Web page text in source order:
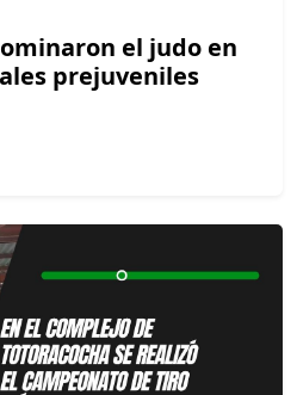
el judo en
prejuveniles